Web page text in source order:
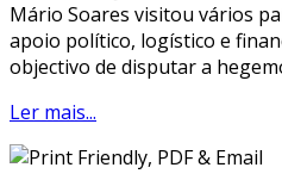
Mário Soares visitou vários
apoio político, logístico e
objectivo de disputar a
Ler mais...